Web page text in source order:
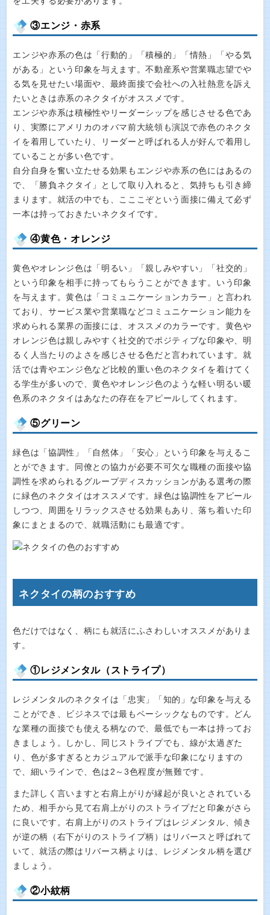
③エンジ・赤系
エンジや赤系の色は「行動的」「積極的」「情熱」「やる気
がある」という印象を与えます。不動産系や営業職志望でや
る気を見せたい場面や、最終面接で会社への入社熱意を訴え
たいときは赤系のネクタイがオススメです。
エンジや赤系は積極性やリーダーシップを感じさせる色であ
り、実際にアメリカのオバマ前大統領も演説で赤色のネクタ
イを着用していたり、リーダーと呼ばれる人が好んで着用し
ていることが多い色です。
自分自身を奮い立たせる効果もエンジや赤系の色にはあるの
で、「勝負ネクタイ」として取り入れると、気持ちも引き締
まります。就活の中でも、こここぞという面接に備えて必ず
一本は持っておきたいネクタイです。
④黄色・オレンジ
黄色やオレンジ色は「明るい」「親しみやすい」「社交的」
という印象を相手に持ってもらうことができます。いう印象
を与えます。黄色は「コミュニケーションカラー」と言われ
ており、サービス業や営業職などコミュニケーション能力を
求められる業界の面接には、オススメのカラーです。黄色や
オレンジ色は親しみやすく社交的でポジティブな印象や、明
るく人当たりのよさを感じさせる色だと言われています。就
活では青やエンジ色など比較的重い色のネクタイを着けてく
る学生が多いので、黄色やオレンジ色のような軽い明るい暖
色系のネクタイはあなたの存在をアピールしてくれます。
⑤グリーン
緑色は「協調性」「自然体」「安心」という印象を与えるこ
とができます。同僚との協力が必要不可欠な職種の面接や協
調性を求められるグループディスカッションがある選考の際
に緑色のネクタイはオススメです。緑色は協調性をアピール
しつつ、周囲をリラックスさせる効果もあり、落ち着いた印
象にまとまるので、就職活動にも最適です。
ネクタイの柄のおすすめ
色だけではなく、柄にも就活にふさわしいオススメがありま
す。
①レジメンタル（ストライプ）
レジメンタルのネクタイは「忠実」「知的」な印象を与える
ことができ、ビジネスでは最もベーシックなものです。どん
な業種の面接でも使える柄なので、最低でも一本は持ってお
きましょう。しかし、同じストライプでも、線が太過ぎた
り、色が多すぎるとカジュアルで派手な印象になりますの
で、細いラインで、色は2～3色程度が無難です。
また詳しく言いますと右肩上がりが縁起が良いとされている
ため、相手から見て右肩上がりのストライプだと印象がさら
に良いです。右肩上がりのストライプはレジメンタル、傾き
が逆の柄（右下がりのストライプ柄）はリバースと呼ばれて
いて、就活の際はリバース柄よりは、レジメンタル柄を選び
ましょう。
②小紋柄